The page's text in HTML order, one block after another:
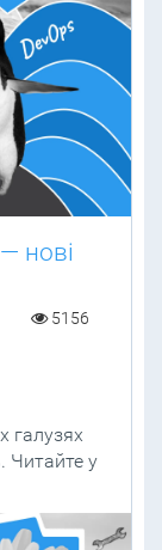
нові
5156
галузях
Читайте у